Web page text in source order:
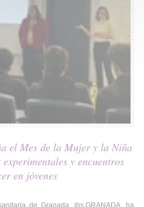
el Mes de la Mujer y la Niña
y encuentros
en jóvenes
de Granada, ibs.GRANADA, ha